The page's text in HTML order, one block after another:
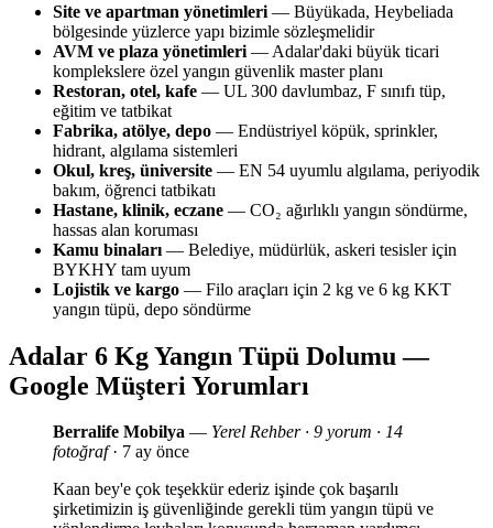
Site ve apartman yönetimleri — Büyükada, Heybeliada
bölgesinde yüzlerce yapı bizimle sözleşmelidir
AVM ve plaza yönetimleri — Adalar'daki büyük ticari
komplekslere özel yangın güvenlik master planı
Restoran, otel, kafe — UL 300 davlumbaz, F sınıfı tüp,
eğitim ve tatbikat
Fabrika, atölye, depo — Endüstriyel köpük, sprinkler,
hidrant, algılama sistemleri
Okul, kreş, üniversite — EN 54 uyumlu algılama, periyodik
bakım, öğrenci tatbikatı
Hastane, klinik, eczane — CO₂ ağırlıklı yangın söndürme,
hassas alan koruması
Kamu binaları — Belediye, müdürlük, askeri tesisler için
BYKHY tam uyum
Lojistik ve kargo — Filo araçları için 2 kg ve 6 kg KKT
yangın tüpü, depo söndürme
Adalar 6 Kg Yangın Tüpü Dolumu —
Google Müşteri Yorumları
Berralife Mobilya — Yerel Rehber · 9 yorum · 14
fotoğraf· 7 ay önce
Kaan bey'e çok teşekkür ederiz işinde çok başarılı
şirketimizin iş güvenliğinde gerekli tüm yangın tüpü ve